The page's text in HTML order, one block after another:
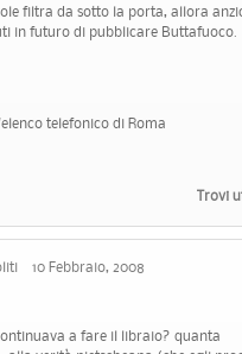
filtra da sotto la porta, allora
in futuro di pubblicare Buttafuoco.
telefonico di Roma
Trovi
10 Febbraio, 2008
a fare il libraio? quanta